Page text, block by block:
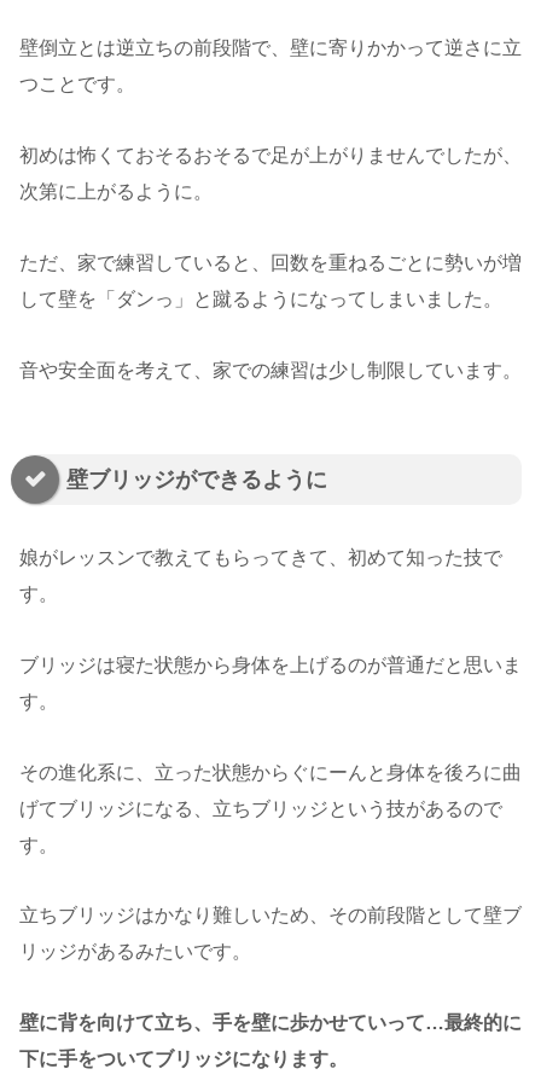
壁倒立とは逆立ちの前段階で、壁に寄りかかって逆さに立
つことです。
初めは怖くておそるおそるで足が上がりませんでしたが、
次第に上がるように。
ただ、家で練習していると、回数を重ねるごとに勢いが増
して壁を「ダンっ」と蹴るようになってしまいました。
音や安全面を考えて、家での練習は少し制限しています。
壁ブリッジができるように
娘がレッスンで教えてもらってきて、初めて知った技で
す。
ブリッジは寝た状態から身体を上げるのが普通だと思いま
す。
その進化系に、立った状態からぐにーんと身体を後ろに曲
げてブリッジになる、立ちブリッジという技があるので
す。
立ちブリッジはかなり難しいため、その前段階として壁ブ
リッジがあるみたいです。
壁に背を向けて立ち、手を壁に歩かせていって…最終的に
下に手をついてブリッジになります。